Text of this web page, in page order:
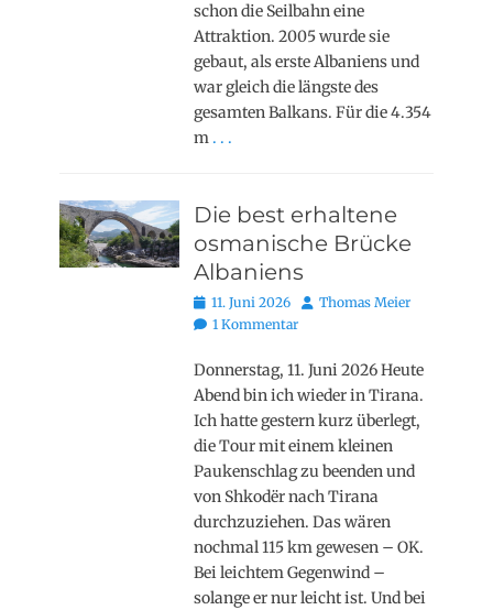
schon die Seilbahn eine
Attraktion. 2005 wurde sie
gebaut, als erste Albaniens und
war gleich die längste des
gesamten Balkans. Für die 4.354
m . . .
Die best erhaltene
osmanische Brücke
Albaniens
Posted
on
11. Juni 2026 AutorThomas Meier
1 Kommentar
Donnerstag, 11. Juni 2026 Heute
Abend bin ich wieder in Tirana.
Ich hatte gestern kurz überlegt,
die Tour mit einem kleinen
Paukenschlag zu beenden und
von Shkodër nach Tirana
durchzuziehen. Das wären
nochmal 115 km gewesen – OK.
Bei leichtem Gegenwind –
solange er nur leicht ist. Und bei